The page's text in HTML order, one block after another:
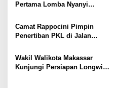
Pertama Lomba Nyanyi
Camat Rappocini Pimpin
Penertiban PKL di Jalan
Kali Diberi Teguran
Wakil Walikota Makassar
Kunjungi Persiapan Longwis,